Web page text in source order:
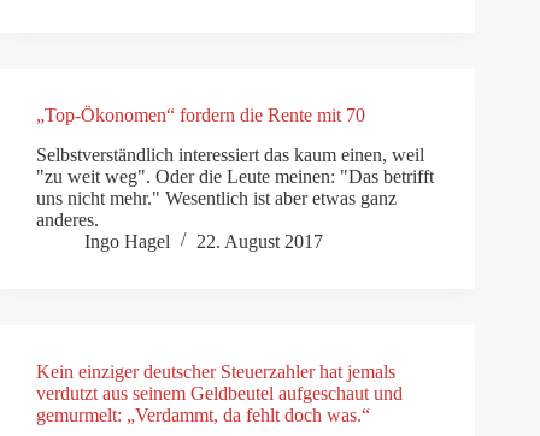
„Top-Ökonomen“ fordern die Rente mit 70
Selbstverständlich interessiert das kaum einen, weil
"zu weit weg". Oder die Leute meinen: "Das betrifft
uns nicht mehr." Wesentlich ist aber etwas ganz
anderes.
Ingo Hagel
22. August 2017
Kein einziger deutscher Steuerzahler hat jemals
verdutzt aus seinem Geldbeutel aufgeschaut und
gemurmelt: „Verdammt, da fehlt doch was.“